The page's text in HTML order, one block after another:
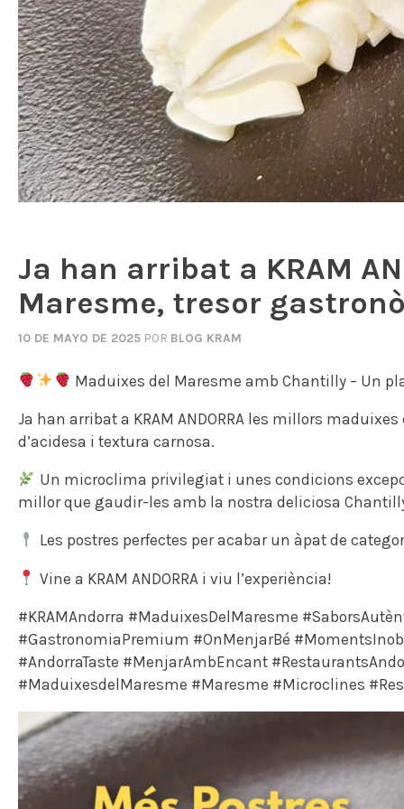
Ja han arribat a KRAM
Maresme, tresor
10 DE MAYO DE 2025 POR BLOG KRAM
Maduixes del Maresme amb Chantilly – Un
Ja han arribat a KRAM ANDORRA les millors
d’acidesa i textura carnosa.
Un microclima privilegiat i unes condicions
millor que gaudir-les amb la nostra deliciosa
Les postres perfectes per acabar un àpat de
Vine a KRAM ANDORRA i viu l’experiència!
#KRAMAndorra #MaduixesDelMaresme
#GastronomiaPremium #OnMenjarBé
#AndorraTaste #MenjarAmbEncant
#MaduixesdelMaresme #Maresme #Microclines
e
p
r